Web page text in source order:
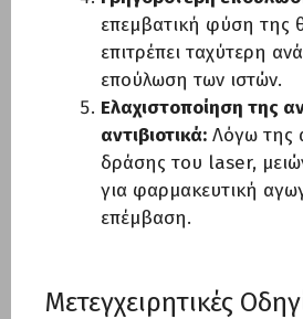
επεμβατική φύση της
επιτρέπει ταχύτερη
επούλωση των ιστών.
Ελαχιστοποίηση της
αντιβιοτικά: Λόγω της
δράσης του laser,
για φαρμακευτική
επέμβαση.
Μετεγχειρητικές